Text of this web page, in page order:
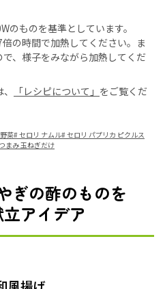
ものを基準としています。
の時間で加熱してください。ま
、様子をみながら加熱してくだ
「レシピについて」 をご覧くだ
菜#セロリ ナムル#セロリ パプリカ ピクルス
まみ 玉ねぎだけ
ぎの酢のものを
アイデア